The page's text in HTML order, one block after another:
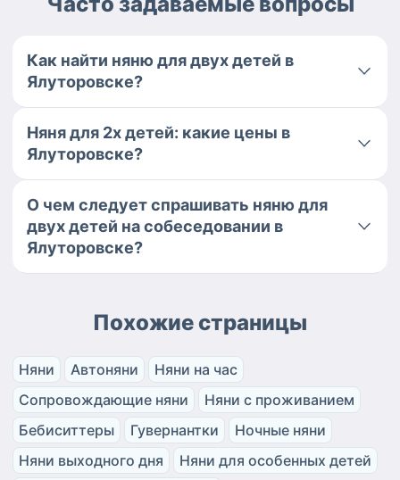
Как найти няню для двух детей в
Ялуторовске?
Няня для 2х детей: какие цены в
Ялуторовске?
О чем следует спрашивать няню для
двух детей на собеседовании в
Ялуторовске?
Похожие страницы
Няни Автоняни
Няни на час
Сопровождающие няни
Няни с проживанием
Бебиситтеры
Гувернантки
Ночные няни
Няни выходного дня
Няни для особенных детей